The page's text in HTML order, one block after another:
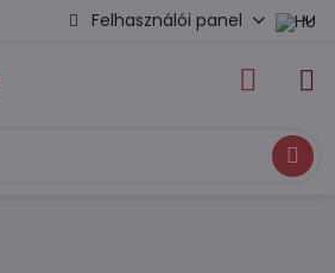
Felhasználói panel
Keresés